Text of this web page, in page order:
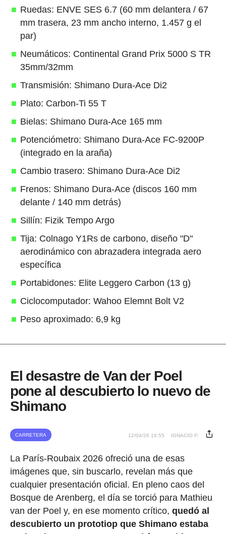
Ruedas: ENVE SES 6.7 (60 mm delantera / 67
mm trasera, 23 mm ancho interno, 1.457 g el
par)
Neumáticos: Continental Grand Prix 5000 S TR
35mm/32mm
Transmisión: Shimano Dura-Ace Di2
Plato: Carbon-Ti 55 T
Bielas: Shimano Dura-Ace 165 mm
Potenciómetro: Shimano Dura-Ace FC-9200P
(integrado en la araña)
Cambio trasero: Shimano Dura-Ace Di2
Frenos: Shimano Dura-Ace (discos 160 mm
delante / 140 mm detrás)
Sillín: Fizik Tempo Argo
Tija: Colnago Y1Rs de carbono, diseño "D"
aerodinámico con abrazadera integrada aero
específica
Portabidones: Elite Leggero Carbon (13 g)
Ciclocomputador: Wahoo Elemnt Bolt V2
Peso aproximado: 6,9 kg
El desastre de Van der Poel
pone al descubierto lo nuevo de
Shimano
CARRETERA 12/04/26 16:55 IGNACIO P.
La París-Roubaix 2026 ofreció una de esas
imágenes que, sin buscarlo, revelan más que
cualquier presentación oficial. En pleno caos del
Bosque de Arenberg, el día se torció para Mathieu
van der Poel y, en ese momento crítico, quedó al
descubierto un prototiop que Shimano estaba